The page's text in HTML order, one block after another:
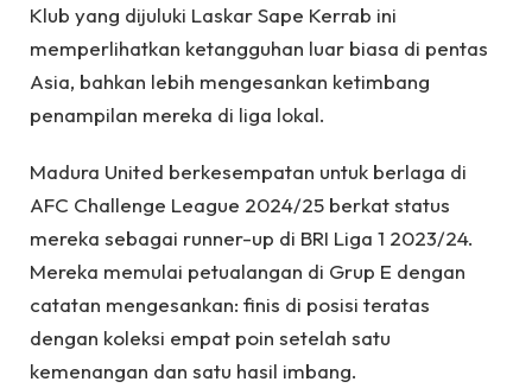
Klub yang dijuluki Laskar Sape Kerrab ini
memperlihatkan ketangguhan luar biasa di pentas
Asia, bahkan lebih mengesankan ketimbang
penampilan mereka di liga lokal.
Madura United berkesempatan untuk berlaga di
AFC Challenge League 2024/25 berkat status
mereka sebagai runner-up di BRI Liga 1 2023/24.
Mereka memulai petualangan di Grup E dengan
catatan mengesankan: finis di posisi teratas
dengan koleksi empat poin setelah satu
kemenangan dan satu hasil imbang.